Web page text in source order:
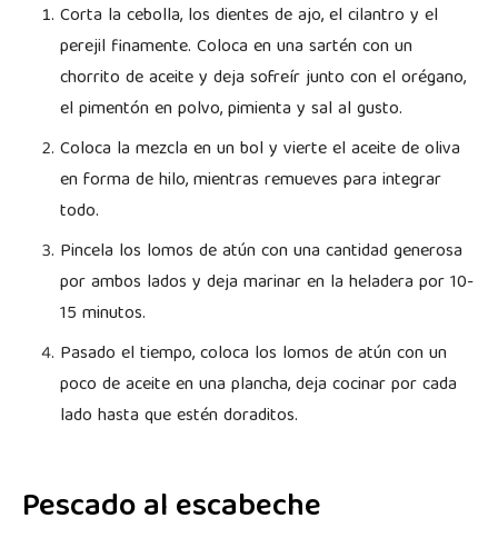
Corta la cebolla, los dientes de ajo, el cilantro y el
perejil finamente. Coloca en una sartén con un
chorrito de aceite y deja sofreír junto con el orégano,
el pimentón en polvo, pimienta y sal al gusto.
Coloca la mezcla en un bol y vierte el aceite de oliva
en forma de hilo, mientras remueves para integrar
todo.
Pincela los lomos de atún con una cantidad generosa
por ambos lados y deja marinar en la heladera por 10-
15 minutos.
Pasado el tiempo, coloca los lomos de atún con un
poco de aceite en una plancha, deja cocinar por cada
lado hasta que estén doraditos.
Pescado al escabeche